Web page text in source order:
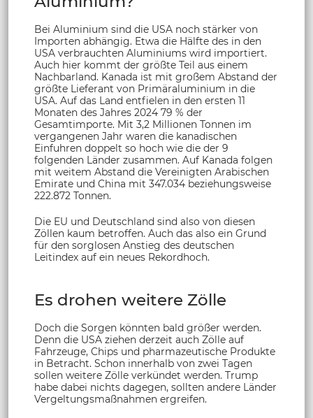
Bei Aluminium sind die USA noch stärker von
Importen abhängig. Etwa die Hälfte des in den
USA verbrauchten Aluminiums wird importiert.
Auch hier kommt der größte Teil aus einem
Nachbarland. Kanada ist mit großem Abstand der
größte Lieferant von Primäraluminium in die
USA. Auf das Land entfielen in den ersten 11
Monaten des Jahres 2024 79 % der
Gesamtimporte. Mit 3,2 Millionen Tonnen im
vergangenen Jahr waren die kanadischen
Einfuhren doppelt so hoch wie die der 9
folgenden Länder zusammen. Auf Kanada folgen
mit weitem Abstand die Vereinigten Arabischen
Emirate und China mit 347.034 beziehungsweise
222.872 Tonnen.
Die EU und Deutschland sind also von diesen
Zöllen kaum betroffen. Auch das also ein Grund
für den sorglosen Anstieg des deutschen
Leitindex auf ein neues Rekordhoch.
Es drohen weitere Zölle
Doch die Sorgen könnten bald größer werden.
Denn die USA ziehen derzeit auch Zölle auf
Fahrzeuge, Chips und pharmazeutische Produkte
in Betracht. Schon innerhalb von zwei Tagen
sollen weitere Zölle verkündet werden. Trump
habe dabei nichts dagegen, sollten andere Länder
Vergeltungsmaßnahmen ergreifen.